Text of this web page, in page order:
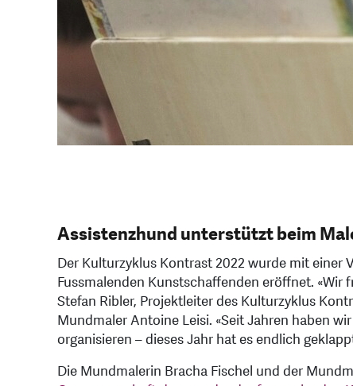
Assistenzhund unterstützt beim
Der Kulturzyklus Kontrast 2022 wurde mit einer
Fussmalenden Kunstschaffenden eröffnet. «Wir
Stefan Ribler, Projektleiter des Kulturzyklus
Mundmaler Antoine Leisi. «Seit Jahren haben
organisieren – dieses Jahr hat es endlich
Die Mundmalerin Bracha Fischel und der